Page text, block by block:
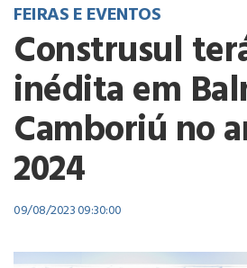
FEIRAS E EVENTOS
Construsul
inédita em
Camboriú no
2024
09/08/2023 09:30:00